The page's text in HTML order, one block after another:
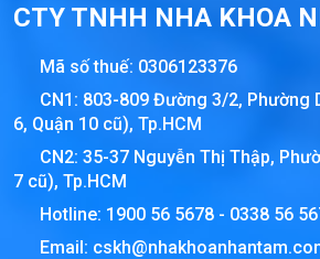
CTY TNHH NHA KHOA
Mã số thuế: 0306123376
CN1: 803-809 Đường 3/2, Phường
6, Quận 10 cũ), Tp.HCM
CN2: 35-37 Nguyễn Thị Thập,
7 cũ), Tp.HCM
Hotline: 1900 56 5678 - 0338 56
Email: